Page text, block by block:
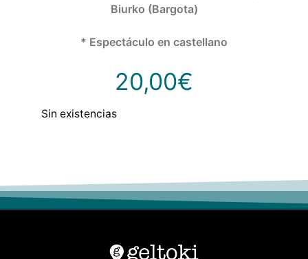
Biurko (Bargota)
* Espectáculo en castellano
20,00€
Sin existencias